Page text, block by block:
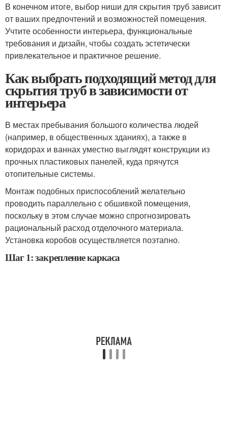
В конечном итоге, выбор ниши для скрытия труб зависит
от ваших предпочтений и возможностей помещения.
Учтите особенности интерьера, функциональные
требования и дизайн, чтобы создать эстетически
привлекательное и практичное решение.
Как выбрать подходящий метод для
скрытия труб в зависимости от
интерьера
В местах пребывания большого количества людей
(например, в общественных зданиях), а также в
коридорах и ваннах уместно выглядят конструкции из
прочных пластиковых панелей, куда прячутся
отопительные системы.
Монтаж подобных приспособлений желательно
проводить параллельно с обшивкой помещения,
поскольку в этом случае можно спрогнозировать
рациональный расход отделочного материала.
Установка коробов осуществляется поэтапно.
Шаг 1: закрепление каркаса